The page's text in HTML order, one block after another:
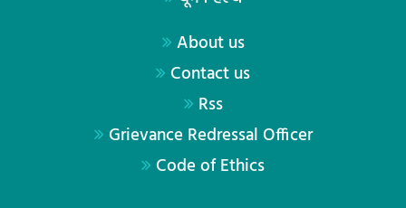
About us
Contact us
Rss
Grievance Redressal Officer
Code of Ethics